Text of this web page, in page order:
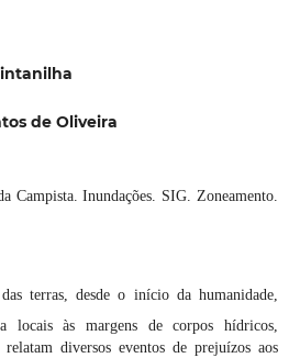
de Oliveira
Campista. Inundações. SIG. Zoneamento.
terras, desde o início da humanidade,
a locais às margens de corpos hídricos,
relatam diversos eventos de prejuízos aos